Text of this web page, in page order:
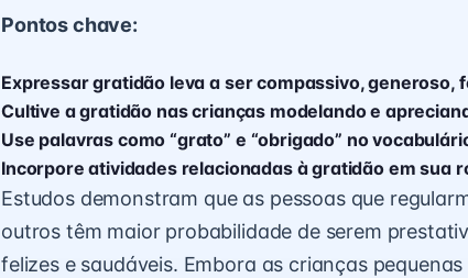
Pontos chave:
Expressar gratidão leva a ser compassivo, generoso,
Cultive a gratidão nas crianças modelando e
Use palavras como “grato” e “obrigado” no
Incorpore atividades relacionadas à gratidão em sua
Estudos demonstram que as pessoas que
outros têm maior probabilidade de serem
felizes e saudáveis. Embora as crianças